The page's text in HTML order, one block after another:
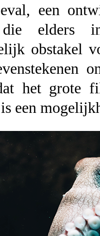
een
die elders
obstakel
het grote
een